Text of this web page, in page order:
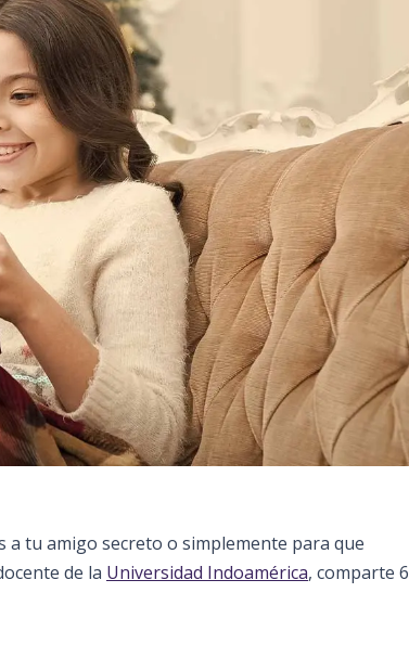
tu amigo secreto o simplemente para que
de la Universidad Indoamérica, comparte 6